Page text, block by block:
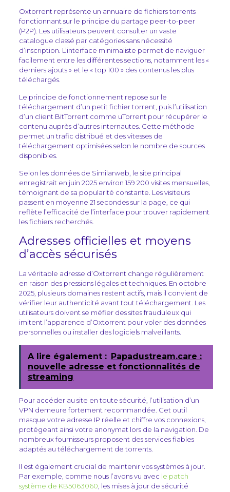
Oxtorrent représente un annuaire de fichiers torrents
fonctionnant sur le principe du partage peer-to-peer
(P2P). Les utilisateurs peuvent consulter un vaste
catalogue classé par catégories sans nécessité
d’inscription. L’interface minimaliste permet de naviguer
facilement entre les différentes sections, notamment les «
derniers ajouts » et le « top 100 » des contenus les plus
téléchargés.
Le principe de fonctionnement repose sur le
téléchargement d’un petit fichier torrent, puis l’utilisation
d’un client BitTorrent comme uTorrent pour récupérer le
contenu auprès d’autres internautes. Cette méthode
permet un trafic distribué et des vitesses de
téléchargement optimisées selon le nombre de sources
disponibles.
Selon les données de Similarweb, le site principal
enregistrait en juin 2025 environ 159 200 visites mensuelles,
témoignant de sa popularité constante. Les visiteurs
passent en moyenne 21 secondes sur la page, ce qui
reflète l’efficacité de l’interface pour trouver rapidement
les fichiers recherchés.
Adresses officielles et moyens
d’accès sécurisés
La véritable adresse d’Oxtorrent change régulièrement
en raison des pressions légales et techniques. En octobre
2025, plusieurs domaines restent actifs, mais il convient de
vérifier leur authenticité avant tout téléchargement. Les
utilisateurs doivent se méfier des sites frauduleux qui
imitent l’apparence d’Oxtorrent pour voler des données
personnelles ou installer des logiciels malveillants.
A lire également : Papadustream.care :
nouvelle adresse et fonctionnalités de
streaming
Pour accéder au site en toute sécurité, l’utilisation d’un
VPN demeure fortement recommandée. Cet outil
masque votre adresse IP réelle et chiffre vos connexions,
protégeant ainsi votre anonymat lors de la navigation. De
nombreux fournisseurs proposent des services fiables
adaptés au téléchargement de torrents.
Il est également crucial de maintenir vos systèmes à jour.
Par exemple, comme nous l’avons vu avec le patch
système de KB5063060, les mises à jour de sécurité